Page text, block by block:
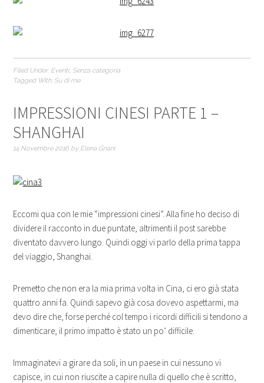
Filed Under: Eventi, Senza categoria
Tagged With: Su di me
IMPRESSIONI CINESI PARTE 1 –
SHANGHAI
14 Novembre 2016 by Elena Gnani
Eccomi qua con le mie “impressioni cinesi”. Alla fine ho deciso di
dividere il racconto in due puntate, altrimenti il post sarebbe
diventato davvero lungo. Quindi oggi vi parlo della prima tappa
del viaggio, Shanghai.
Premetto che non era la mia prima volta in Cina, ci ero già stata
quattro anni fa. Quindi sapevo già cosa dovevo aspettarmi, ma
devo dire che, forse perché col tempo i ricordi difficili si tendono a
dimenticare, il primo impatto è stato un po’ difficile.
Immaginatevi a girare da soli, in un paese in cui nessuno vi
capisce, in cui non riuscite a capire nulla di quello che è scritto,